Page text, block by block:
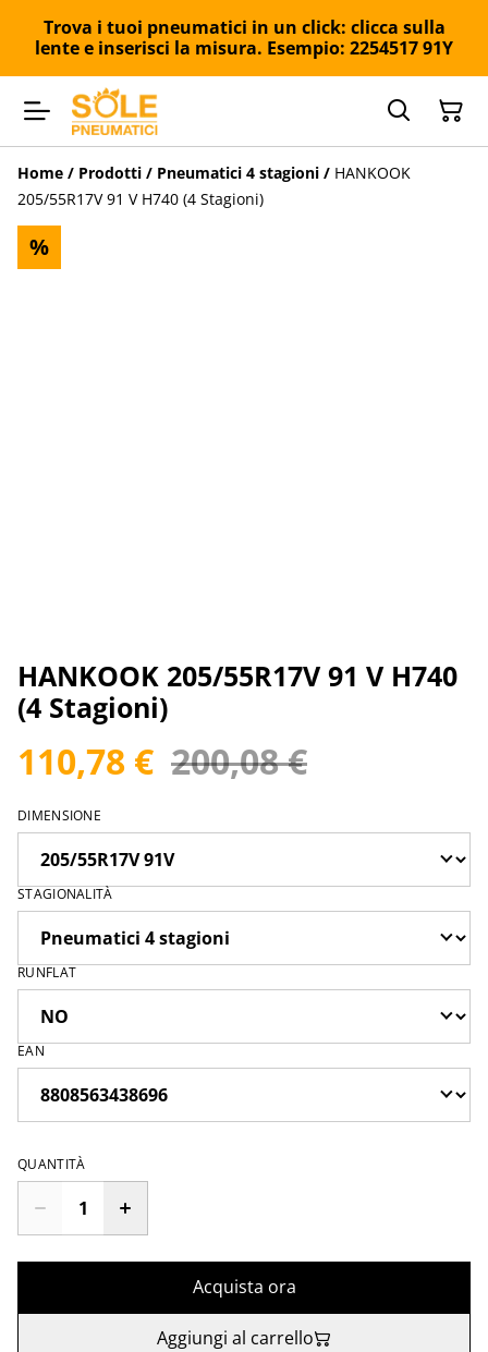
Trova i tuoi pneumatici in un click: clicca sulla
lente e inserisci la misura. Esempio: 2254517 91Y
Home / Prodotti / Pneumatici 4 stagioni / HANKOOK
205/55R17V 91 V H740 (4 Stagioni)
%
HANKOOK 205/55R17V 91 V H740
(4 Stagioni)
110,78 € 200,08 €
DIMENSIONE
STAGIONALITÀ
RUNFLAT
EAN
QUANTITÀ
Acquista ora
Aggiungi al carrello